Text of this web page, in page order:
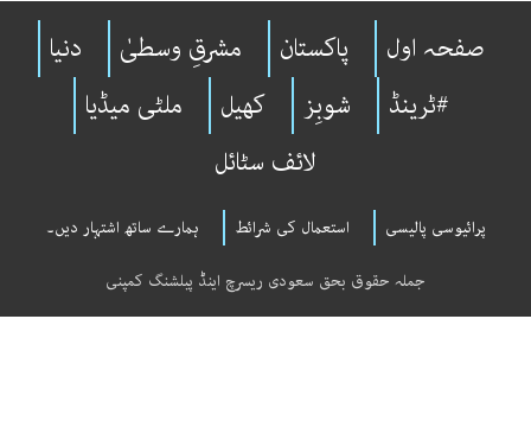
صفحہ اول پاکستان مشرقِ وسطیٰ
دنیا
#ٹرینڈ
شوبِز کھیل
ملٹی میڈیا
لائف سٹائل
پرائیوسی پالیسی استعمال کی شرائط ہمارے ساتھ اشتہار دیں۔
جملہ حقوق بحق سعودی ریسرچ اینڈ پبلشنگ کمپنی